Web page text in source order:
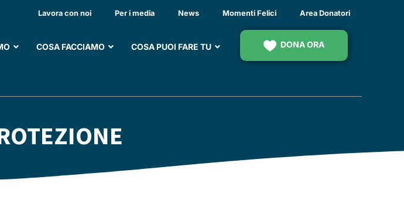
Lavora con noi Per i media News Momenti Felici Area Donatori
COSA FACCIAMO COSA PUOI FARE TU DONA ORA